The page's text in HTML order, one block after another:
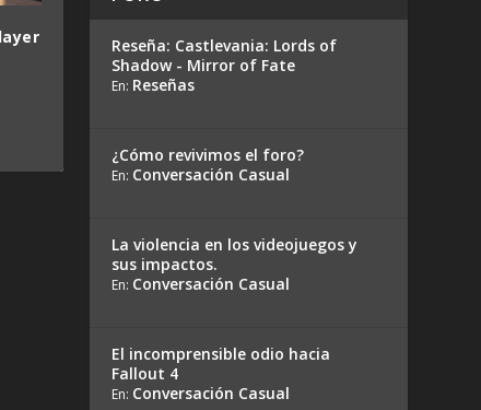
Reseña: Castlevania: Lords of
Shadow - Mirror of Fate
En: Reseñas
¿Cómo revivimos el foro?
En: Conversación Casual
La violencia en los videojuegos y
sus impactos.
En: Conversación Casual
El incomprensible odio hacia
Fallout 4
En: Conversación Casual